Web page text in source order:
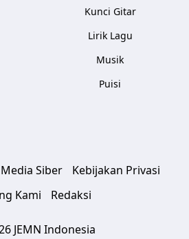
Kunci Gitar
Lirik Lagu
Musik
Puisi
Siber
Kebijakan Privasi
Kami
Redaksi
JEMN Indonesia